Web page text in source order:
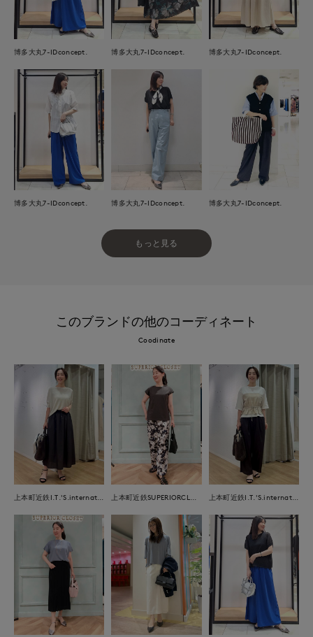
博多大丸7-IDconcept. 博多大丸7-IDconcept. 博多大丸7-IDconcept.
博多大丸7-IDconcept. 博多大丸7-IDconcept. 博多大丸7-IDconcept.
もっと見る
このブランドの他のコーディネート
Coodinate